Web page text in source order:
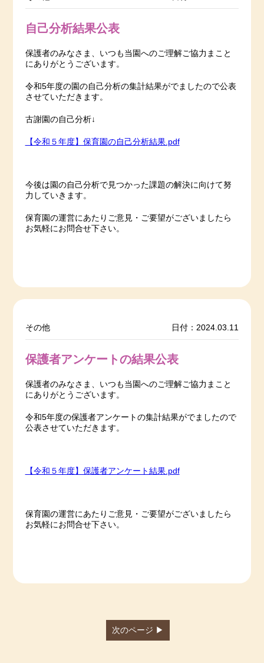
自己分析結果公表
保護者のみなさま、いつも当園へのご理解ご協力まこと
にありがとうございます。
令和5年度の園の自己分析の集計結果がでましたので公表
させていただきます。
古謝園の自己分析↓
【令和５年度】保育園の自己分析結果.pdf
今後は園の自己分析で見つかった課題の解決に向けて努
力していきます。
保育園の運営にあたりご意見・ご要望がございましたら
お気軽にお問合せ下さい。
その他 日付：2024.03.11
保護者アンケートの結果公表
保護者のみなさま、いつも当園へのご理解ご協力まこと
にありがとうございます。
令和5年度の保護者アンケートの集計結果がでましたので
公表させていただきます。
【令和５年度】保護者アンケート結果.pdf
保育園の運営にあたりご意見・ご要望がございましたら
お気軽にお問合せ下さい。
次のページ ▶